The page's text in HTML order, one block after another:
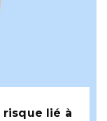
risque lié à